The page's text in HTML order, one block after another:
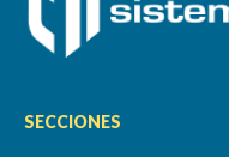
SECCIONES